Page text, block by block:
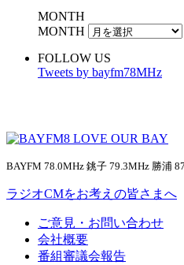
MONTH
MONTH
FOLLOW US
Tweets by bayfm78MHz
BAYFM 78.0MHz 銚子 79.3MHz 勝浦
ラジオCMをお考えの皆さまへ
ご意見・お問い合わせ
会社概要
番組審議会報告